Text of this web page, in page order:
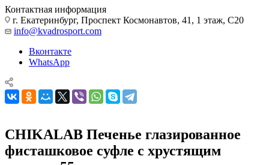
Контактная информация
г. Екатеринбург, Проспект Космонавтов, 41, 1 этаж, С20
info@kvadrosport.com
Вконтакте
WhatsApp
CHIKALAB Печенье глазированное
фисташковое суфле с хрустящим